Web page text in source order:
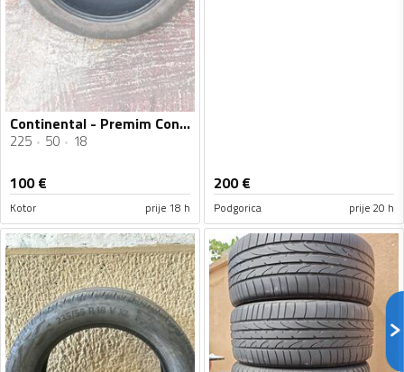
Continental - Premim Contan 6 225 50 18 BMW - Ljetnja guma
225 50 18
100€
Kotor prije 18 h
200€
Podgorica prije 20 h